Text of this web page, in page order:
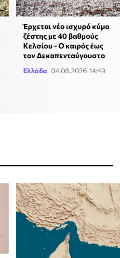
Έρχεται νέο ισχυρό κύμα
ζέστης με 40 βαθμούς
Κελσίου - Ο καιρός έως
τον Δεκαπενταύγουστο
Ελλάδα 04.08.2026 14:49